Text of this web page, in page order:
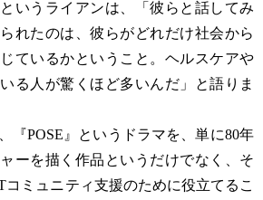
いうライアンは、「彼らと話してみ
れたのは、彼らがどれだけ社会から
ているかということ。ヘルスケアや
る人が驚くほど多いんだ」と語りま
『POSE』というドラマを、単に80年
ーを描く作品というだけでなく、そ
ミュニティ支援のために役立てるこ